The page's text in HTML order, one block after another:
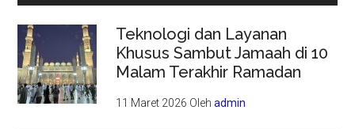
Teknologi dan Layanan
Khusus Sambut Jamaah di 10
Malam Terakhir Ramadan
11 Maret 2026 Olehadmin